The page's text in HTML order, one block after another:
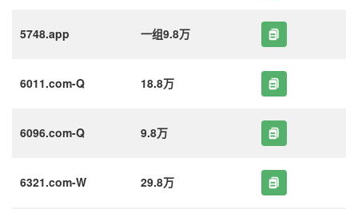
5748.app 一组9.8万
6011.com-Q 18.8万
6096.com-Q 9.8万
6321.com-W 29.8万